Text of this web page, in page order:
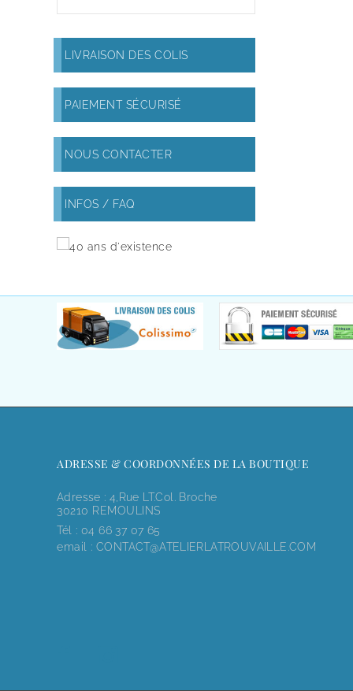
LIVRAISON DES COLIS
PAIEMENT SÉCURISÉ
NOUS CONTACTER
INFOS / FAQ
ADRESSE & COORDONNÉES DE LA BOUTIQUE
Adresse : 4,rue LT.Col. Broche
30210 REMOULINS
Tél : 04 66 37 07 65
email : CONTACT@ATELIERLATROUVAILLE.COM